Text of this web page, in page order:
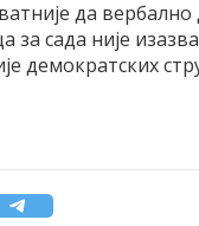
да
за сада није
демократских